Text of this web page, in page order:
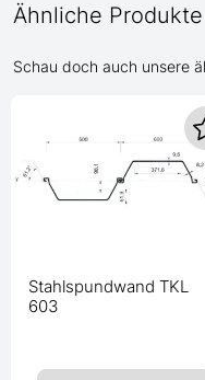
Ähnliche Produkte
Schau doch auch unsere
Stahlspundwand TKL
603